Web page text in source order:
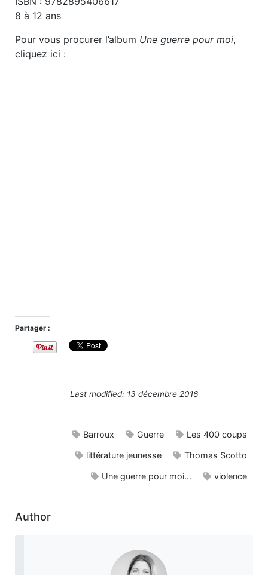
8 à 12 ans
Pour vous procurer l’album Une guerre pour moi,
cliquez ici :
Partager :
Last modified: 13 décembre 2016
Barroux Guerre Les 400 coups
littérature jeunesse Thomas Scotto
Une guerre pour moi... violence
Author